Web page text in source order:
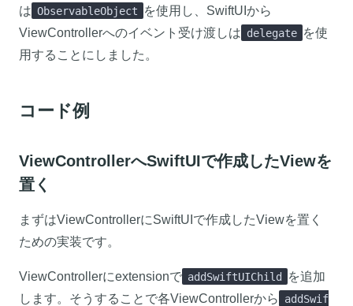
は ObservableObject
を使用し、SwiftUIから
ViewControllerへのイベント受け渡しは delegate を使
用することにしました。
コード例
ViewControllerへSwiftUIで作成したViewを
置く
まずはViewControllerにSwiftUIで作成したViewを置く
ための実装です。
ViewControllerにextensionで addSwiftUIChild
を追加
します。そうすることで各ViewControllerから
addSwif